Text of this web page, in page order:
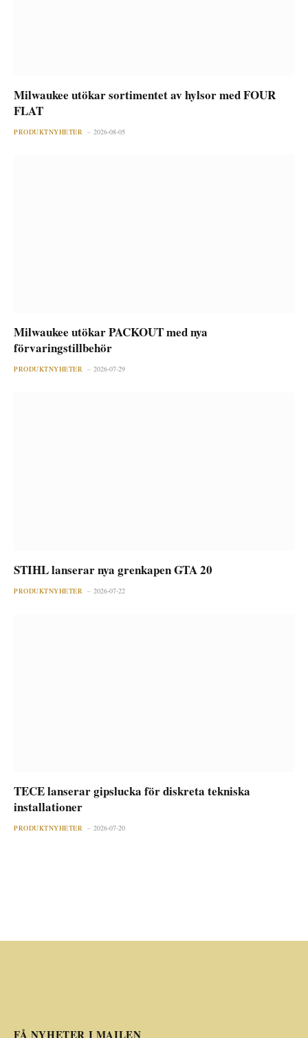
Milwaukee utökar sortimentet av hylsor med FOUR
FLAT
PRODUKTNYHETER 2026-08-05
Milwaukee utökar PACKOUT med nya
förvaringstillbehör
PRODUKTNYHETER 2026-07-29
STIHL lanserar nya grenkapen GTA 20
PRODUKTNYHETER 2026-07-22
TECE lanserar gipslucka för diskreta tekniska
installationer
PRODUKTNYHETER 2026-07-20
FÅ NYHETER I MAILEN